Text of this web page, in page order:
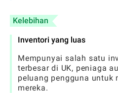
Kelebihan
Inventori yang luas
Mempunyai salah satu
terbesar di UK, peniaga
peluang pengguna untuk
mereka.